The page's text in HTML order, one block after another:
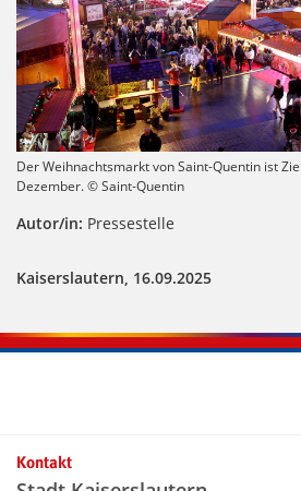
Der Weihnachtsmarkt von Saint-Quentin ist
Dezember. © Saint-Quentin
Autor/in: Pressestelle
Kaiserslautern, 16.09.2025
Kontakt